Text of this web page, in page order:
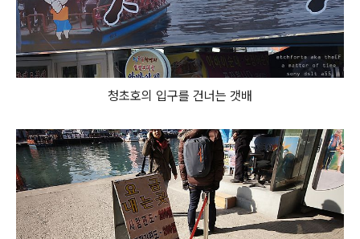
청초호의 입구를 건너는 갯배